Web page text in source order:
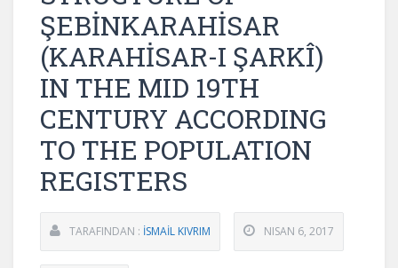
ŞEBİNKARAHİSAR
(KARAHİSAR-I ŞARKÎ)
IN THE MID 19TH
CENTURY ACCORDING
TO THE POPULATION
REGISTERS
TARAFINDAN : İSMAİL KIVRIM NISAN 6, 2017